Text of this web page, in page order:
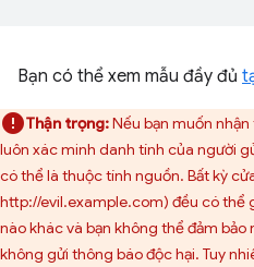
Bạn có thể xem mẫu đầy đủ
Thận trọng:Nếu bạn muốn
luôn xác minh danh tính của người
có thể là thuộc tính nguồn. Bất kỳ
http://evil.example.com) đều có thể
nào khác và bạn không thể đảm
không gửi thông báo độc hại. Tuy